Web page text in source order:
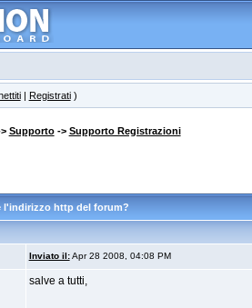
| Registrati)
Supporto-> Supporto Registrazioni
l'indirizzo http del forum?
Inviato il:Apr 28 2008, 04:08 PM
salve a tutti,